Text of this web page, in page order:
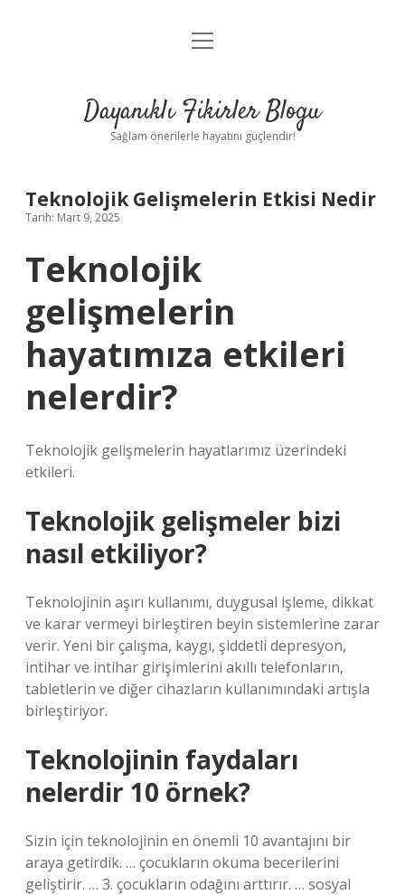
Anasayfa
Yasal Uyarı
menüyü
Dayanıklı Fikirler Blogu
Sağlam önerilerle hayatını güçlendir!
Teknolojik Gelişmelerin Etkisi Nedir
Tarih: Mart 9, 2025
Teknolojik
gelişmelerin
hayatımıza etkileri
nelerdir?
Teknolojik gelişmelerin hayatlarımız üzerindeki
etkileri.
Teknolojik gelişmeler bizi
nasıl etkiliyor?
Teknolojinin aşırı kullanımı, duygusal işleme, dikkat
ve karar vermeyi birleştiren beyin sistemlerine zarar
verir. Yeni bir çalışma, kaygı, şiddetli depresyon,
intihar ve intihar girişimlerini akıllı telefonların,
tabletlerin ve diğer cihazların kullanımındaki artışla
birleştiriyor.
Teknolojinin faydaları
nelerdir 10 örnek?
Sizin için teknolojinin en önemli 10 avantajını bir
araya getirdik. … çocukların okuma becerilerini
geliştirir. … 3. çocukların odağını arttırır. … sosyal